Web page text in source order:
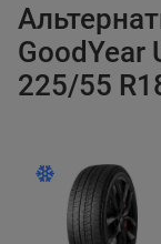
GoodYear
225/55